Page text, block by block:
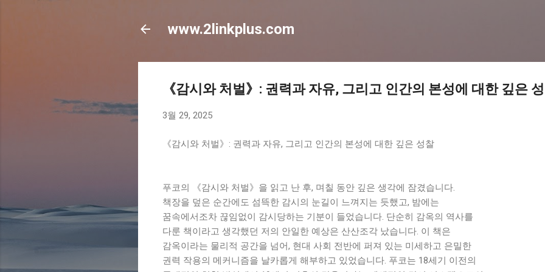
www.2linkplus.com
《감시와 처벌》: 권력과 자유, 그리고 인간의 본성에 대한 깊은
3월 29, 2025
《감시와 처벌》: 권력과 자유, 그리고 인간의 본성에 대한 깊은 성찰
푸코의 《감시와 처벌》을 읽고 난 후, 며칠 동안 깊은 생각에 잠겼습니다.
책장을 덮은 순간에도 섬뜩한 감시의 눈길이 느껴지는 듯했고, 밤에는
꿈속에서조차 끊임없이 감시당하는 기분이 들었습니다. 단순히 감옥의 역사를
다룬 책이라고 생각했던 저의 안일한 예상은 산산조각 났습니다. 이 책은
감옥이라는 물리적 공간을 넘어, 현대 사회 전반에 퍼져 있는 미세하고 은밀한
권력 작용의 메커니즘을 날카롭게 해부하고 있었습니다. 푸코는 18세기 이전의